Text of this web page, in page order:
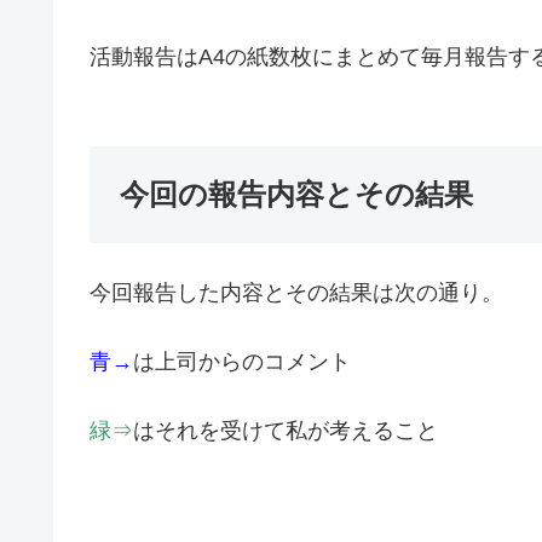
活動報告はA4の紙数枚にまとめて毎月報告
今回の報告内容とその結果
今回報告した内容とその結果は次の通り。
青→ は上司からのコメント
緑⇒はそれを受けて私が考えること